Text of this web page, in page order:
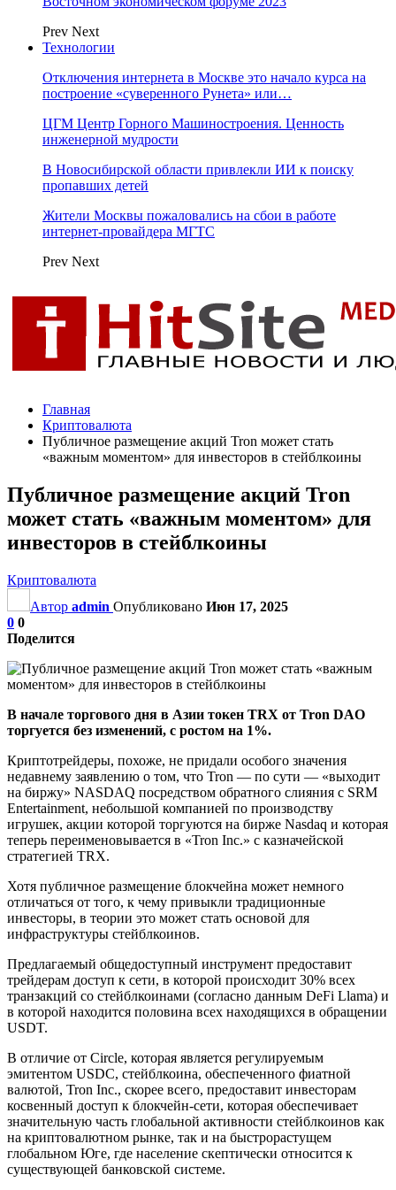
Prev Next
Технологии
Отключения интернета в Москве это начало курса на
построение «суверенного Рунета» или…
ЦГМ Центр Горного Машиностроения. Ценность
инженерной мудрости
В Новосибирской области привлекли ИИ к поиску
пропавших детей
Жители Москвы пожаловались на сбои в работе
интернет-провайдера МГТС
Prev Next
Главная
Криптовалюта
Публичное размещение акций Tron может стать
«важным моментом» для инвесторов в стейблкоины
Публичное размещение акций Tron
может стать «важным моментом» для
инвесторов в стейблкоины
Криптовалюта
Автор admin Опубликовано Июн 17, 2025
0 0
Поделится
В начале торгового дня в Азии токен TRX от Tron DAO
торгуется без изменений, с ростом на 1%.
Криптотрейдеры, похоже, не придали особого значения
недавнему заявлению о том, что Tron — по сути — «выходит
на биржу» NASDAQ посредством обратного слияния с SRM
Entertainment, небольшой компанией по производству
игрушек, акции которой торгуются на бирже Nasdaq и которая
теперь переименовывается в «Tron Inc.» с казначейской
стратегией TRX.
Хотя публичное размещение блокчейна может немного
отличаться от того, к чему привыкли традиционные
инвесторы, в теории это может стать основой для
инфраструктуры стейблкоинов.
Предлагаемый общедоступный инструмент предоставит
трейдерам доступ к сети, в которой происходит 30% всех
транзакций со стейблкоинами (согласно данным DeFi Llama) и
в которой находится половина всех находящихся в обращении
USDT.
В отличие от Circle, которая является регулируемым
эмитентом USDC, стейблкоина, обеспеченного фиатной
валютой, Tron Inc., скорее всего, предоставит инвесторам
косвенный доступ к блокчейн-сети, которая обеспечивает
значительную часть глобальной активности стейблкоинов как
на криптовалютном рынке, так и на быстрорастущем
глобальном Юге, где население скептически относится к
существующей банковской системе.